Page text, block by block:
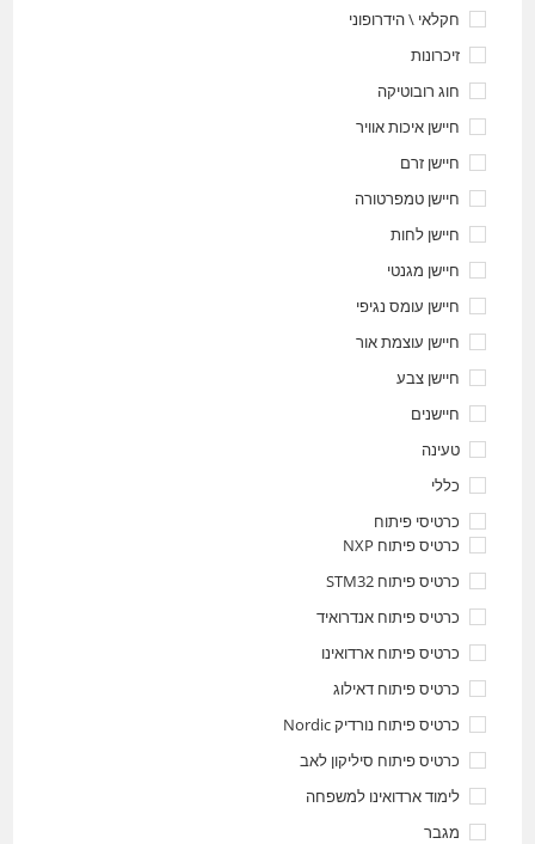
חקלאי \ הידרופוני
זיכרונות
חוג רובוטיקה
חיישן איכות אוויר
חיישן זרם
חיישן טמפרטורה
חיישן לחות
חיישן מגנטי
חיישן עומס נגיפי
חיישן עוצמת אור
חיישן צבע
חיישנים
טעינה
כללי
כרטיסי פיתוח
כרטיס פיתוח NXP
כרטיס פיתוח STM32
כרטיס פיתוח אנדרואיד
כרטיס פיתוח ארדואינו
כרטיס פיתוח דאילוג
כרטיס פיתוח נורדיק Nordic
כרטיס פיתוח סיליקון לאב
לימוד ארדואינו למשפחה
מגבר